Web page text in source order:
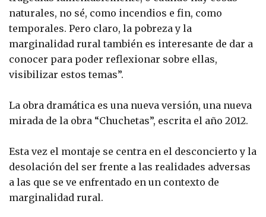
naturales, no sé, como incendios e fin, como
temporales. Pero claro, la pobreza y la
marginalidad rural también es interesante de dar a
conocer para poder reflexionar sobre ellas,
visibilizar estos temas”.
La obra dramática es una nueva versión, una nueva
mirada de la obra “Chuchetas”, escrita el año 2012.
Esta vez el montaje se centra en el desconcierto y la
desolación del ser frente a las realidades adversas
a las que se ve enfrentado en un contexto de
marginalidad rural.